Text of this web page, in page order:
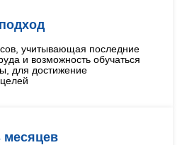
учитывающая последние
и возможность обучаться
для достижение
месяцев